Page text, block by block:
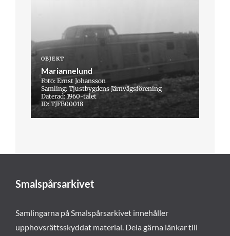
OBJEKT
Mariannelund
Foto: Ernst Johansson
Samling: Tjustbygdens Järnvägsförening
Daterad: 1960-talet
ID: TJFB00018
Smalspårsarkivet
Samlingarna på Smalspårsarkivet innehåller
upphovsrättsskyddat material. Dela gärna länkar till